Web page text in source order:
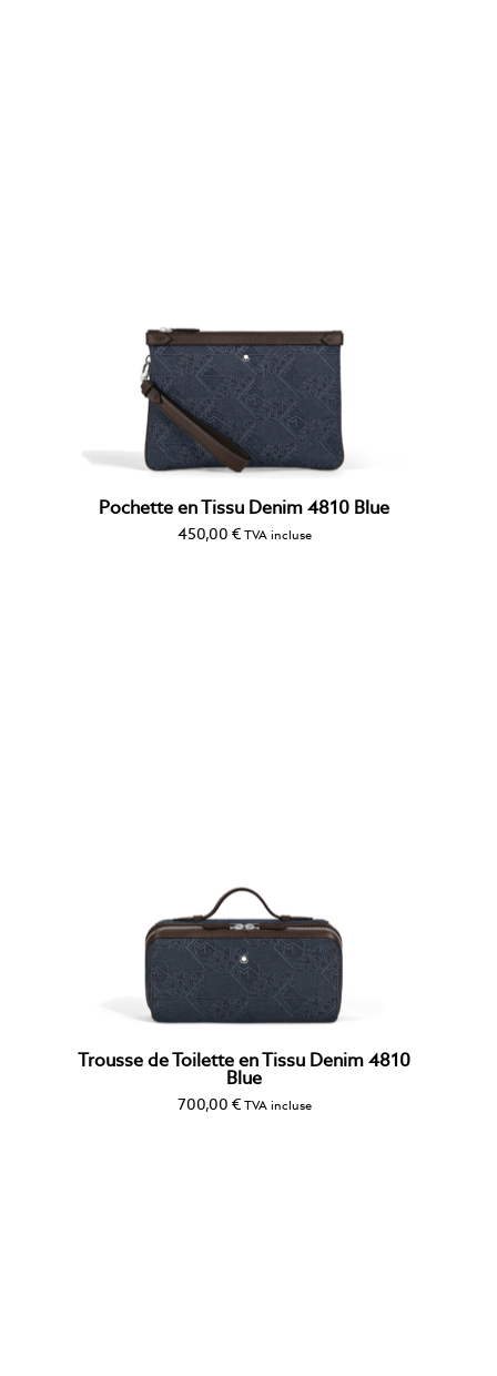
Pochette en Tissu Denim 4810 Blue
450,00 € TVA incluse
Trousse de Toilette en Tissu Denim 4810
Blue
700,00 € TVA incluse